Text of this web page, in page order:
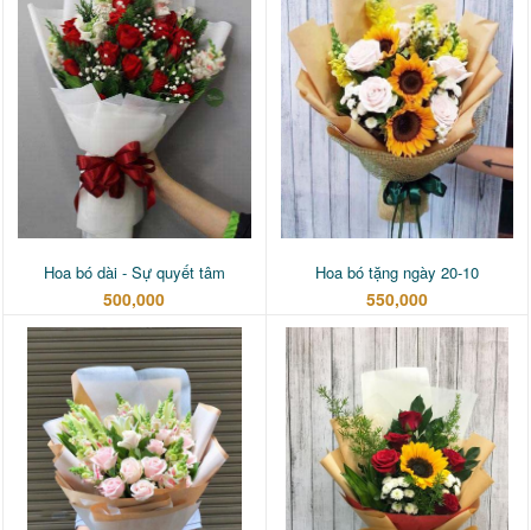
Hoa bó dài - Sự quyết tâm
500,000
Hoa bó tặng ngày 20-10
550,000